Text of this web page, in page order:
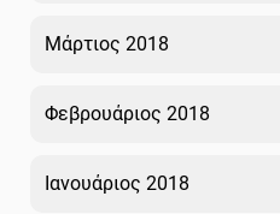
Μάρτιος 2018
Φεβρουάριος 2018
Ιανουάριος 2018